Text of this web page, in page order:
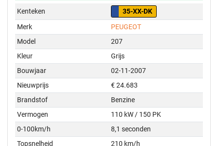
Kenteken
35-XX-DK
Merk
PEUGEOT
Model
207
Kleur
Grijs
Bouwjaar
02-11-2007
Nieuwprijs
€ 24.683
Brandstof
Benzine
Vermogen
110 kW / 150 PK
0-100km/h
8,1 seconden
Topsnelheid
210 km/h